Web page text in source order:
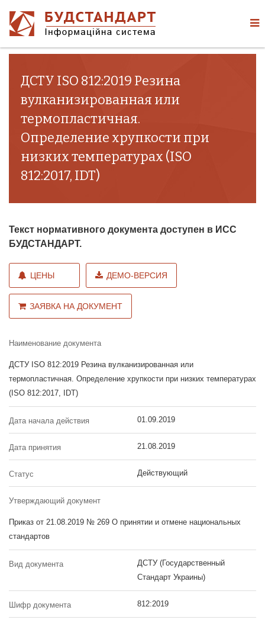
ДСТУ ISO 812:2019 Резина
вулканизированная или
термопластичная.
Определение хрупкости при
низких температурах (ISO
812:2017, IDT)
Текст нормативного документа доступен в ИСС
БУДСТАНДАРТ.
ЦЕНЫ ДЕМО-ВЕРСИЯ
ЗАЯВКА НА ДОКУМЕНТ
Наименование документа
ДСТУ ISO 812:2019 Резина вулканизированная или
термопластичная. Определение хрупкости при низких температурах
(ISO 812:2017, IDT)
Дата начала действия 01.09.2019
Дата принятия 21.08.2019
Статус Действующий
Утверждающий документ
Приказ от 21.08.2019 № 269 О принятии и отмене национальных
стандартов
Вид документа
ДСТУ (Государственный
Стандарт Украины)
Шифр документа 812:2019